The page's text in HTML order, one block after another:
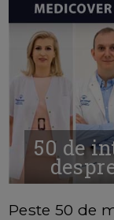
50 de
Peste 50 de